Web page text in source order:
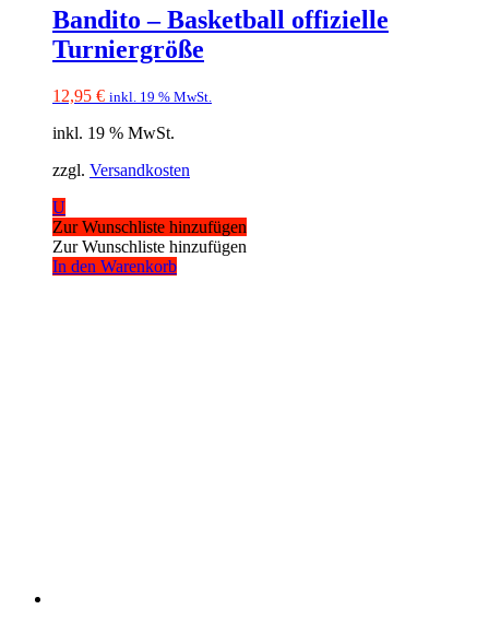
Bandito – Basketball offizielle
Turniergröße
12,95 € inkl. 19 % MwSt.
inkl. 19 % MwSt.
zzgl. Versandkosten
U
Zur Wunschliste hinzufügen
Zur Wunschliste hinzufügen
In den Warenkorb